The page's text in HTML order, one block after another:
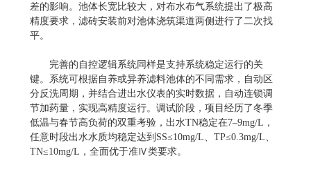
差的影响。池体长宽比较大，对布水布气系统提出了极高
精度要求，滤砖安装前对池体浇筑渠道两侧进行了二次找
平。
完善的自控逻辑系统同样是支持系统稳定运行的关
键。系统可根据自养或异养滤料池体的不同需求，自动区
分反洗周期，并结合进出水仪表的实时数据，自动连锁调
节加药量，实现高精度运行。调试阶段，项目经历了冬季
低温与春节高负荷的双重考验，出水TN稳定在7–9mg/L，
任意时段出水水质均稳定达到SS≤10mg/L、TP≤0.3mg/L、
TN≤10mg/L，全面优于准Ⅳ类要求。